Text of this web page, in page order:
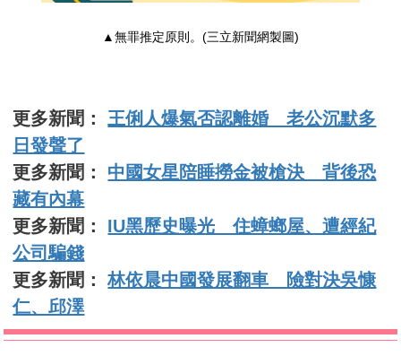
▲無罪推定原則。(三立新聞網製圖)
更多新聞： 王俐人爆氣否認離婚 老公沉默多
日發聲了
更多新聞： 中國女星陪睡撈金被槍決 背後恐
藏有內幕
更多新聞： IU黑歷史曝光 住蟑螂屋、遭經紀
公司騙錢
更多新聞：林依晨中國發展翻車 險對決吳慷
仁、邱澤